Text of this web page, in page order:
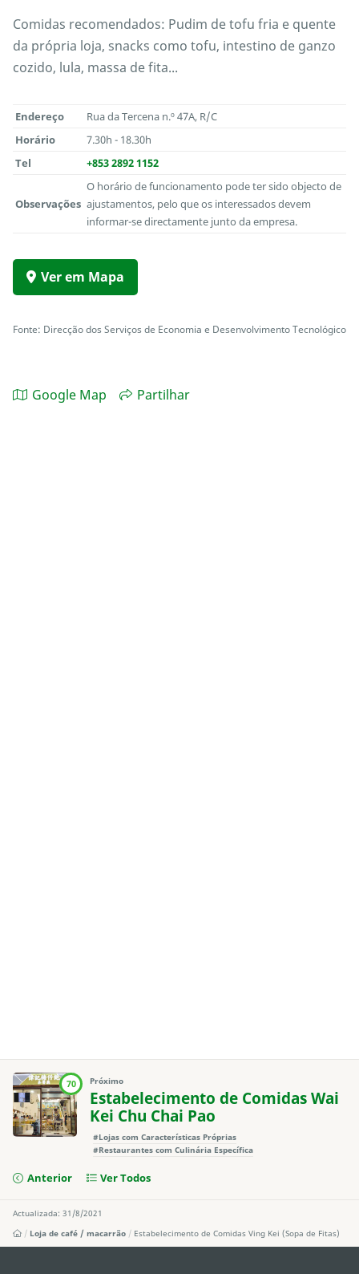
Comidas recomendados: Pudim de tofu fria e quente
da própria loja, snacks como tofu, intestino de ganzo
cozido, lula, massa de fita...
Endereço
Rua da Tercena n.º 47A, R/C
Horário
7.30h - 18.30h
Tel
+853 2892 1152
Observações
O horário de funcionamento pode ter sido objecto de
ajustamentos, pelo que os interessados devem
informar-se directamente junto da empresa.
Ver em Mapa
Fonte: Direcção dos Serviços de Economia e Desenvolvimento Tecnológico
Google Map Partilhar
70 Próximo
Estabelecimento de Comidas Wai
Kei Chu Chai Pao
#Lojas com Características Próprias
#Restaurantes com Culinária Específica
Anterior Ver Todos
Actualizada: 31/8/2021
Loja de café / macarrão
Estabelecimento de Comidas Ving Kei (Sopa de Fitas)